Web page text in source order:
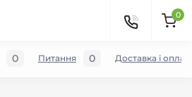
0
0 Питання 0 Доставка і